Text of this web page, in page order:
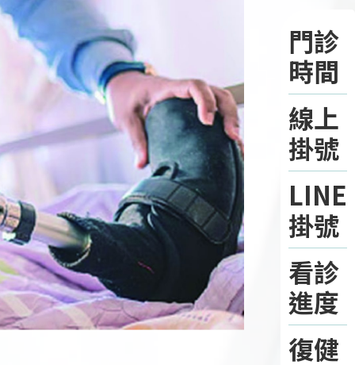
門診
時間
線上
掛號
LINE
掛號
看診
進度
復健